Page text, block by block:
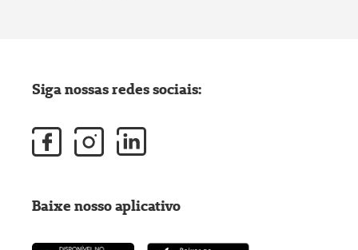
Siga nossas redes sociais:
Baixe nosso aplicativo